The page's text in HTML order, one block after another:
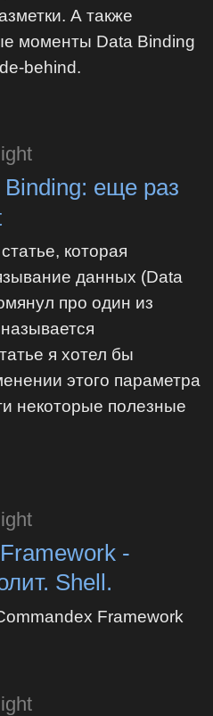
А также
моменты Data Binding
behind.
еще раз
которая
данных (Data
про один из
я хотел бы
этого параметра
некоторые полезные
-
Shell.
Framework